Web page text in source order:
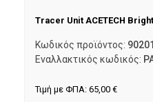
Tracer Unit ACETECH
Κωδικός προϊόντος:
Εναλλακτικός κωδικός:
Τιμή με ΦΠΑ: 65,00 €